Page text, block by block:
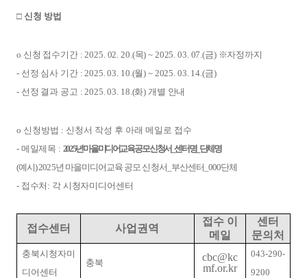
□ 신청 방법
o 신청 접수기간 : 2025. 02. 20.(목) ~ 2025. 03. 07.(금) ※자정까지
- 선정 심사 기간 : 2025. 03. 10.(월) ~ 2025. 03. 14.(금)
- 선정 결과 공고 : 2025. 03. 18.(화) 개별 안내
o 신청방법 : 신청서 작성 후 아래 메일로 접수
- 메일제목 : 2025년 마을미디어교육 공모 신청서 _센터명_ 단체명
(예시) 2025년 마을미디어교육 공모 신청서 부산센터 _000단체
- 접수처 : 각 시청자미디어센터
접수센터 사업권역
접수 이
메일
센터
문의처
충북시청자미
디어센터
충북
cbc@kc
mf.or.kr
043-290-
9200